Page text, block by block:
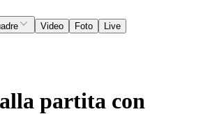
Video Foto
Live
partita con